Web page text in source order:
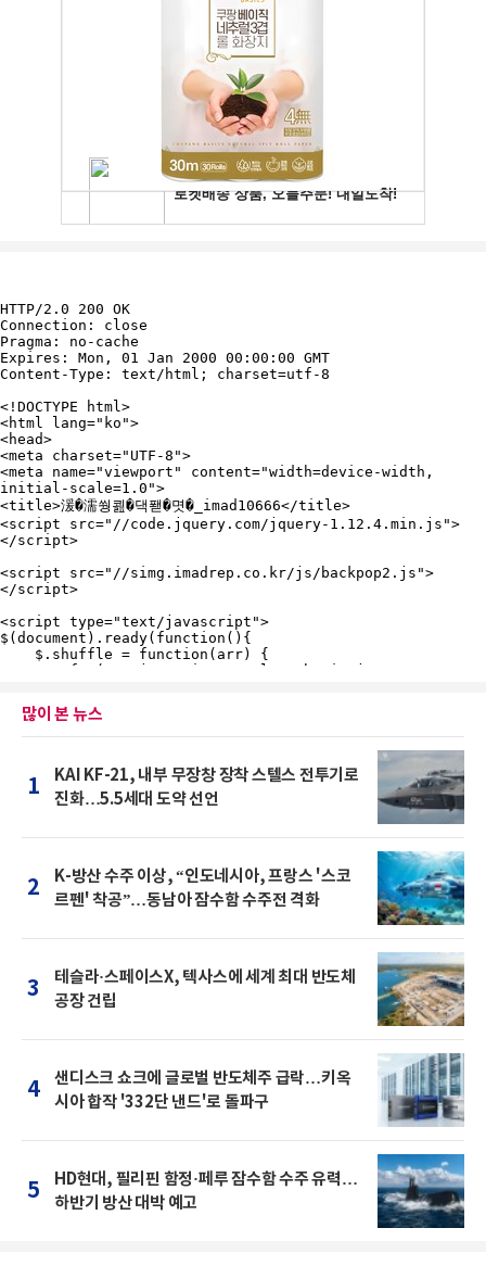
많이 본 뉴스
1
KAI KF-21, 내부 무장창 장착 스텔스 전투기로
진화…5.5세대 도약 선언
2
K-방산 수주 이상, “인도네시아, 프랑스 '스코
르펜' 착공”…동남아 잠수함 수주전 격화
3
테슬라·스페이스X, 텍사스에 세계 최대 반도체
공장 건립
4
샌디스크 쇼크에 글로벌 반도체주 급락…키옥
시아 합작 '332단 낸드'로 돌파구
5
HD현대, 필리핀 함정·페루 잠수함 수주 유력…
하반기 방산 대박 예고